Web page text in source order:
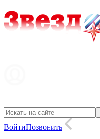
ВойтиПозвонить